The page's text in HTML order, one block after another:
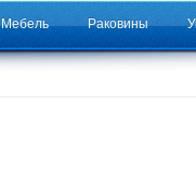
Мебель Раковины